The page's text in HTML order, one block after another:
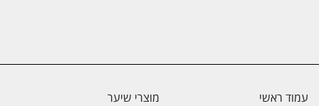
עמוד ראשי
מוצרי שיער